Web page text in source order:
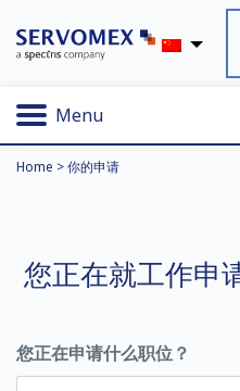
Menu
Home >你的申请
您正在就工作申
您正在申请什么职位？